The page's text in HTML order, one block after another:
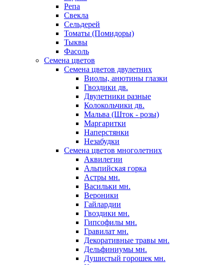
Репа
Свекла
Сельдерей
Томаты (Помидоры)
Тыквы
Фасоль
Семена цветов
Семена цветов двулетних
Виолы, анютины глазки
Гвоздики дв.
Двулетники разные
Колокольчики дв.
Мальва (Шток - розы)
Маргаритки
Наперстянки
Незабудки
Семена цветов многолетних
Аквилегии
Альпийская горка
Астры мн.
Васильки мн.
Вероники
Гайлардии
Гвоздики мн.
Гипсофилы мн.
Гравилат мн.
Декоративные травы мн.
Дельфиниумы мн.
Душистый горошек мн.